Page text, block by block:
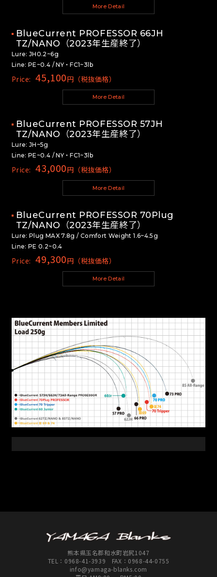
More Detail
BlueCurrent PROFESSOR 66JH
TZ/NANO（2023年生産終了）
Lure: JH0.2~6g
Line: PE~0.4 / NY・FC1~3lb
Price: 45,100円（税抜価格）
More Detail
BlueCurrent PROFESSOR 57JH
TZ/NANO（2023年生産終了）
Lure: JH~5g
Line: PE~0.4 / NY・FC1~3lb
Price: 43,000円（税抜価格）
More Detail
BlueCurrent PROFESSOR 70Plug
TZ/NANO（2023年生産終了）
Lure: Plug MAX 7.8g / Comfort Weight 1.6~4.5g
Line: PE 0.2~0.4
Price: 49,300円（税抜価格）
More Detail
熊本県玉名郡和水町岩尻1047
TEL： 0968-41-3939 FAX：0968-44-0755
info@yamaga-blanks.com